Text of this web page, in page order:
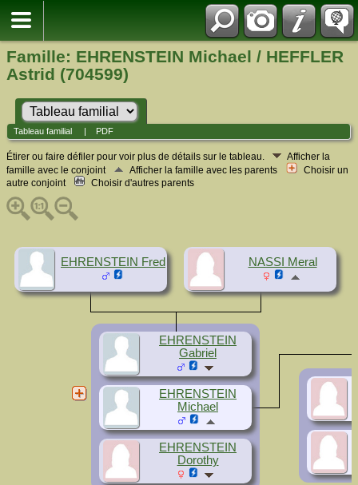
Famille: EHRENSTEIN Michael / HEFFLER
Astrid (704599)
Tableau familial PDF
Étirer ou faire défiler pour voir plus de détails sur le tableau.
Afficher la
famille avec le conjoint
Afficher la famille avec les parents
Choisir un
autre conjoint
Choisir d'autres parents
EHRENSTEIN Fred NASSI Meral
EHRENSTEIN
Gabriel
EHRENSTEIN
Dorothy
EHRENSTEIN
Michael